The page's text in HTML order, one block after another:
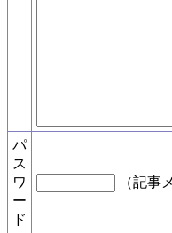
パ
ス
ワ
ー
ド
（記事